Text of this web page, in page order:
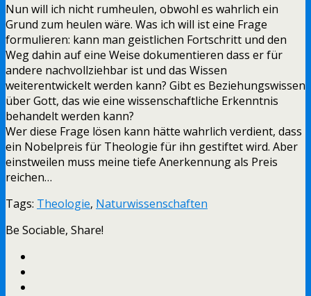
Nun will ich nicht rumheulen, obwohl es wahrlich ein
Grund zum heulen wäre. Was ich will ist eine Frage
formulieren: kann man geistlichen Fortschritt und den
Weg dahin auf eine Weise dokumentieren dass er für
andere nachvollziehbar ist und das Wissen
weiterentwickelt werden kann? Gibt es Beziehungswissen
über Gott, das wie eine wissenschaftliche Erkenntnis
behandelt werden kann?
Wer diese Frage lösen kann hätte wahrlich verdient, dass
ein Nobelpreis für Theologie für ihn gestiftet wird. Aber
einstweilen muss meine tiefe Anerkennung als Preis
reichen…
Tags: Theologie, Naturwissenschaften
Be Sociable, Share!